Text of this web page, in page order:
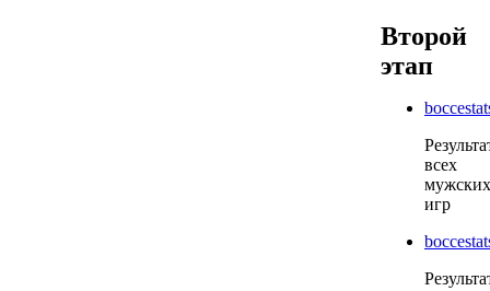
Второй
этап
всех
мужских
игр